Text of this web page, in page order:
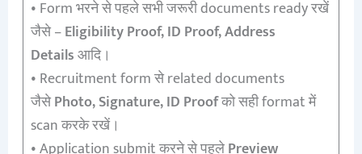
• Form भरने से पहले सभी जरूरी documents ready रखें
जैसे –Eligibility Proof, ID Proof, Address
Detailsआदि।
• Recruitment form से related documents
जैसेPhoto, Signature, ID Proofको सही format में
scan करके रखें।
• Application submit करने से पहलेPreview